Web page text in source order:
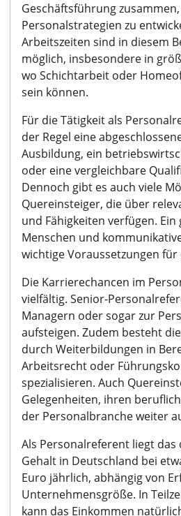
Geschäftsführung
Personalstrategien zu
Arbeitszeiten sind in diesem
möglich, insbesondere in
wo Schichtarbeit oder
sein können.
Für die Tätigkeit als
der Regel eine
Ausbildung, ein
oder eine vergleichbare
Dennoch gibt es auch viele
Quereinsteiger, die über
und Fähigkeiten verfügen.
Menschen und
wichtige Voraussetzungen für
Die Karrierechancen im
vielfältig. Senior-
Managern oder sogar zur
aufsteigen. Zudem besteht
durch Weiterbildungen in
Arbeitsrecht oder
spezialisieren. Auch
Gelegenheiten, ihren
der Personalbranche weiter
Als Personalreferent liegt
Gehalt in Deutschland bei
Euro jährlich, abhängig von
Unternehmensgröße. In
kann das Einkommen